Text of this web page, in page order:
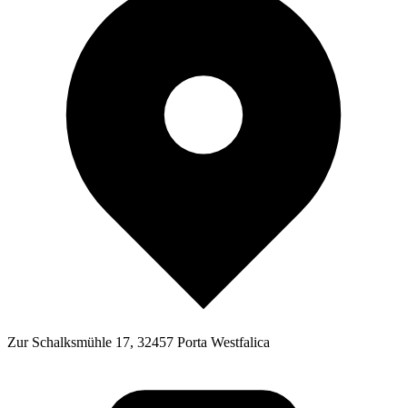
Zur Schalksmühle 17, 32457 Porta Westfalica